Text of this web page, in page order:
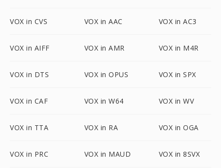
VOX in CVS VOX in AAC VOX in AC3
VOX in AIFF VOX in AMR VOX in M4R
VOX in DTS VOX in OPUS VOX in SPX
VOX in CAF VOX in W64 VOX in WV
VOX in TTA VOX in RA VOX in OGA
VOX in PRC VOX in MAUD VOX in 8SVX